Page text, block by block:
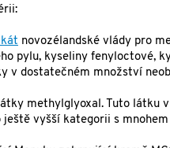
novozélandské vlády pro
pylu, kyseliny fenyloctové,
v dostatečném množství
methylglyoxal. Tuto látku
vyšší kategorii s